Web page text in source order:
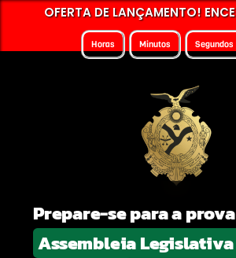
OFERTA DE LANÇAMENTO!
Horas Minutos Segundos
Prepare-se para a
Assembleia